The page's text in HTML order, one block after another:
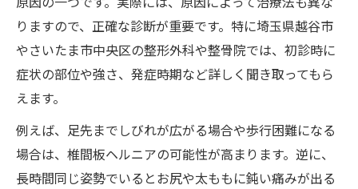
りますので、正確な診断が重要です。特に埼玉県越谷市
やさいたま市中央区の整形外科や整骨院では、初診時に
症状の部位や強さ、発症時期など詳しく聞き取ってもら
えます。
例えば、足先までしびれが広がる場合や歩行困難になる
場合は、椎間板ヘルニアの可能性が高まります。逆に、
長時間同じ姿勢でいるとお尻や太ももに鈍い痛みが出る